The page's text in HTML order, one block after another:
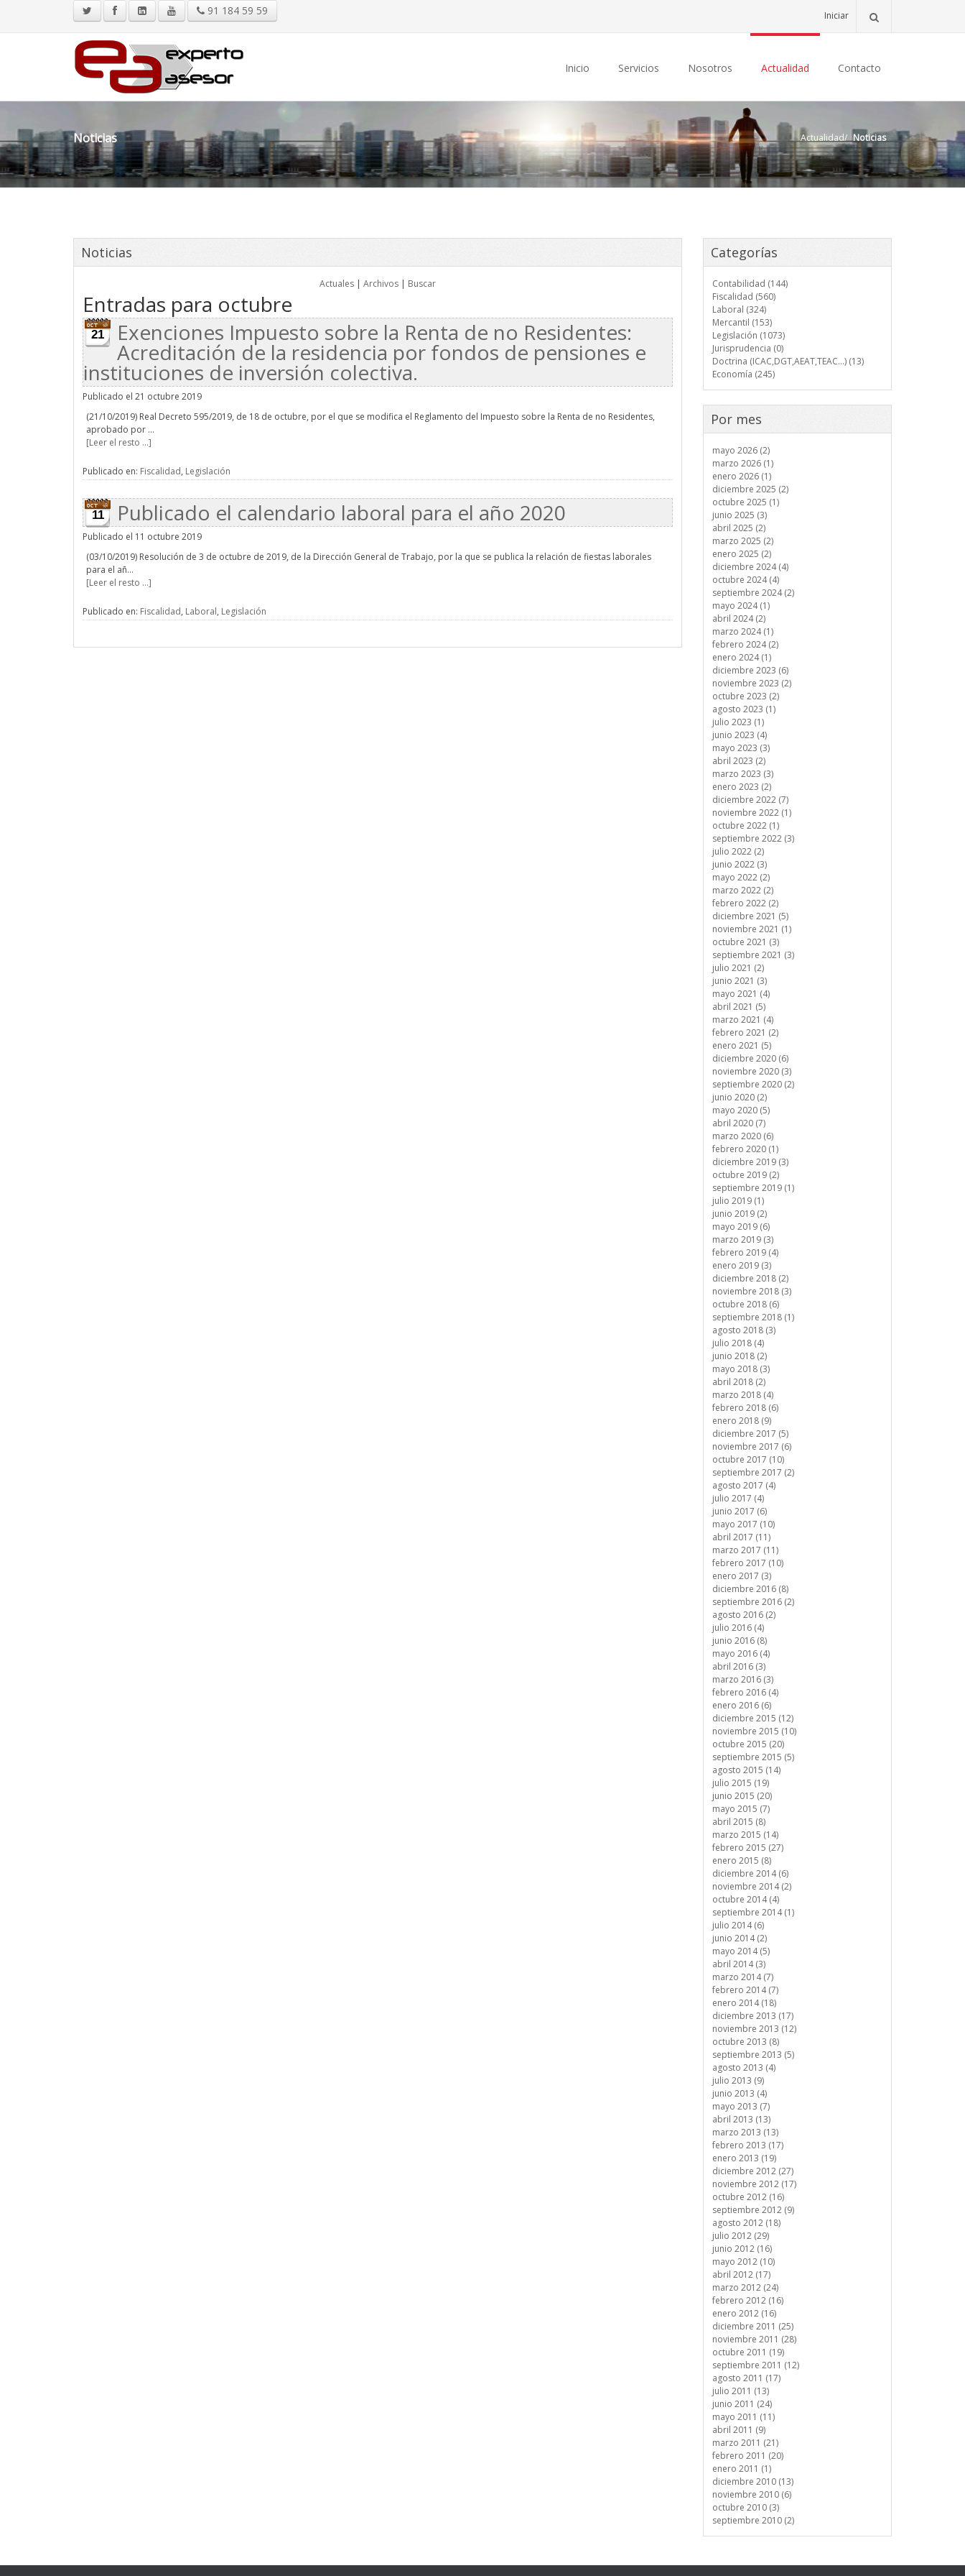
91 184 59 59 Iniciar
Inicio Servicios Nosotros Actualidad Contacto
Noticias Actualidad/ Noticias
Noticias
Actuales| Archivos| Buscar
Entradas para octubre
21 Exenciones Impuesto sobre la Renta de no Residentes:
Acreditación de la residencia por fondos de pensiones e
instituciones de inversión colectiva.
Publicado el 21 octubre 2019
(21/10/2019) Real Decreto 595/2019, de 18 de octubre, por el que se modifica el Reglamento del Impuesto sobre la Renta de no Residentes,
aprobado por ...
[Leer el resto ...]
Publicado en: Fiscalidad, Legislación
11 Publicado el calendario laboral para el año 2020
Publicado el 11 octubre 2019
(03/10/2019) Resolución de 3 de octubre de 2019, de la Dirección General de Trabajo, por la que se publica la relación de fiestas laborales
para el añ...
[Leer el resto ...]
Publicado en: Fiscalidad, Laboral, Legislación
Categorías
Contabilidad (144)
Fiscalidad (560)
Laboral (324)
Mercantil (153)
Legislación (1073)
Jurisprudencia (0)
Doctrina (ICAC,DGT,AEAT,TEAC...) (13)
Economía (245)
Por mes
mayo 2026 (2)
marzo 2026 (1)
enero 2026 (1)
diciembre 2025 (2)
octubre 2025 (1)
junio 2025 (3)
abril 2025 (2)
marzo 2025 (2)
enero 2025 (2)
diciembre 2024 (4)
octubre 2024 (4)
septiembre 2024 (2)
mayo 2024 (1)
abril 2024 (2)
marzo 2024 (1)
febrero 2024 (2)
enero 2024 (1)
diciembre 2023 (6)
noviembre 2023 (2)
octubre 2023 (2)
agosto 2023 (1)
julio 2023 (1)
junio 2023 (4)
mayo 2023 (3)
abril 2023 (2)
marzo 2023 (3)
enero 2023 (2)
diciembre 2022 (7)
noviembre 2022 (1)
octubre 2022 (1)
septiembre 2022 (3)
julio 2022 (2)
junio 2022 (3)
mayo 2022 (2)
marzo 2022 (2)
febrero 2022 (2)
diciembre 2021 (5)
noviembre 2021 (1)
octubre 2021 (3)
septiembre 2021 (3)
julio 2021 (2)
junio 2021 (3)
mayo 2021 (4)
abril 2021 (5)
marzo 2021 (4)
febrero 2021 (2)
enero 2021 (5)
diciembre 2020 (6)
noviembre 2020 (3)
septiembre 2020 (2)
junio 2020 (2)
mayo 2020 (5)
abril 2020 (7)
marzo 2020 (6)
febrero 2020 (1)
diciembre 2019 (3)
octubre 2019 (2)
septiembre 2019 (1)
julio 2019 (1)
junio 2019 (2)
mayo 2019 (6)
marzo 2019 (3)
febrero 2019 (4)
enero 2019 (3)
diciembre 2018 (2)
noviembre 2018 (3)
octubre 2018 (6)
septiembre 2018 (1)
agosto 2018 (3)
julio 2018 (4)
junio 2018 (2)
mayo 2018 (3)
abril 2018 (2)
marzo 2018 (4)
febrero 2018 (6)
enero 2018 (9)
diciembre 2017 (5)
noviembre 2017 (6)
octubre 2017 (10)
septiembre 2017 (2)
agosto 2017 (4)
julio 2017 (4)
junio 2017 (6)
mayo 2017 (10)
abril 2017 (11)
marzo 2017 (11)
febrero 2017 (10)
enero 2017 (3)
diciembre 2016 (8)
septiembre 2016 (2)
agosto 2016 (2)
julio 2016 (4)
junio 2016 (8)
mayo 2016 (4)
abril 2016 (3)
marzo 2016 (3)
febrero 2016 (4)
enero 2016 (6)
diciembre 2015 (12)
noviembre 2015 (10)
octubre 2015 (20)
septiembre 2015 (5)
agosto 2015 (14)
julio 2015 (19)
junio 2015 (20)
mayo 2015 (7)
abril 2015 (8)
marzo 2015 (14)
febrero 2015 (27)
enero 2015 (8)
diciembre 2014 (6)
noviembre 2014 (2)
octubre 2014 (4)
septiembre 2014 (1)
julio 2014 (6)
junio 2014 (2)
mayo 2014 (5)
abril 2014 (3)
marzo 2014 (7)
febrero 2014 (7)
enero 2014 (18)
diciembre 2013 (17)
noviembre 2013 (12)
octubre 2013 (8)
septiembre 2013 (5)
agosto 2013 (4)
julio 2013 (9)
junio 2013 (4)
mayo 2013 (7)
abril 2013 (13)
marzo 2013 (13)
febrero 2013 (17)
enero 2013 (19)
diciembre 2012 (27)
noviembre 2012 (17)
octubre 2012 (16)
septiembre 2012 (9)
agosto 2012 (18)
julio 2012 (29)
junio 2012 (16)
mayo 2012 (10)
abril 2012 (17)
marzo 2012 (24)
febrero 2012 (16)
enero 2012 (16)
diciembre 2011 (25)
noviembre 2011 (28)
octubre 2011 (19)
septiembre 2011 (12)
agosto 2011 (17)
julio 2011 (13)
junio 2011 (24)
mayo 2011 (11)
abril 2011 (9)
marzo 2011 (21)
febrero 2011 (20)
enero 2011 (1)
diciembre 2010 (13)
noviembre 2010 (6)
octubre 2010 (3)
septiembre 2010 (2)